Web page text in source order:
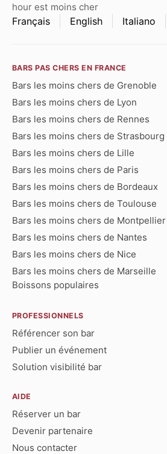
hour est moins cher
Français English Italiano
BARS PAS CHERS EN FRANCE
Bars les moins chers de Grenoble
Bars les moins chers de Lyon
Bars les moins chers de Rennes
Bars les moins chers de Strasbourg
Bars les moins chers de Lille
Bars les moins chers de Paris
Bars les moins chers de Bordeaux
Bars les moins chers de Toulouse
Bars les moins chers de Montpellier
Bars les moins chers de Nantes
Bars les moins chers de Nice
Bars les moins chers de Marseille
Boissons populaires
PROFESSIONNELS
Référencer son bar
Publier un événement
Solution visibilité bar
AIDE
Réserver un bar
Devenir partenaire
Nous contacter